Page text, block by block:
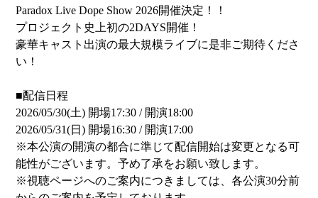
Paradox Live Dope Show 2026開催決定！！
プロジェクト史上初の2DAYS開催！
豪華キャスト出演の最大規模ライブに是非ご期待くださ
い！
■配信日程
2026/05/30(土) 開場17:30 / 開演18:00
2026/05/31(日) 開場16:30 / 開演17:00
※本公演の開演の都合に準じて配信開始は変更となる可
能性がございます。予め了承をお願い致します。
※視聴ページへのご案内につきましては、各公演30分前